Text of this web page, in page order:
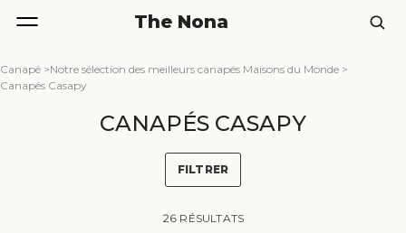
The Nona
Canapé >Notre sélection des meilleurs canapés Maisons du Monde >
Canapés Casapy
CANAPÉS CASAPY
FILTRER
26 RÉSULTATS